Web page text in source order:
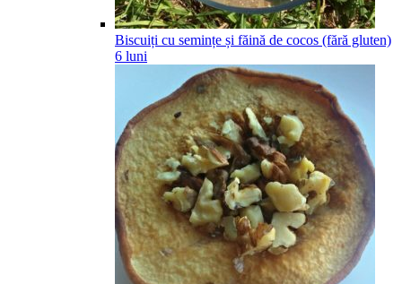
Biscuiți cu semințe și făină de cocos (fără gluten)
6 luni